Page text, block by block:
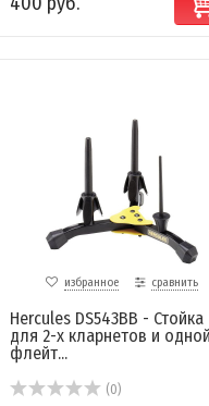
избранное сравнить
Hercules DS543BB - Стойка
для 2-х кларнетов и
флейт...
(0)